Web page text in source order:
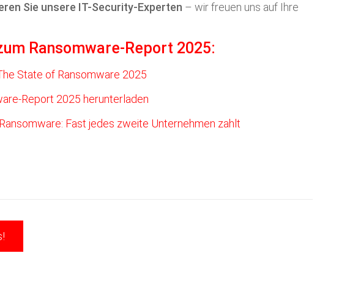
Sie unsere IT-Security-Experten – wir freuen uns auf Ihre
Ransomware-Report 2025:
State of Ransomware 2025
Report 2025 herunterladen
Fast jedes zweite Unternehmen zahlt